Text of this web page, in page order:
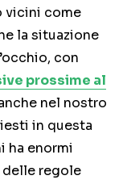
vicini come
la situazione
con
prossime al
nel nostro
in questa
ha enormi
regole